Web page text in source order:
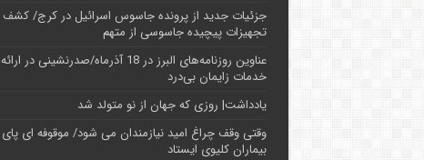
جزئیات جدید از پرونده جاسوس اسرائیل در کرج/‌ کشف
تجهیزات پیچیده جاسوسی از متهم
عناوین روزنامه‌های البرز در ‌18 آذرماه/صدرنشینی در ارائه
خدمات زایمان بی‌درد
یادداشت| روزی که جهان از نو متولد شد
وقتی وقف چراغ امید نیازمندان می شود/ موقوفه ای پای
بیماران کلیوی ایستاد